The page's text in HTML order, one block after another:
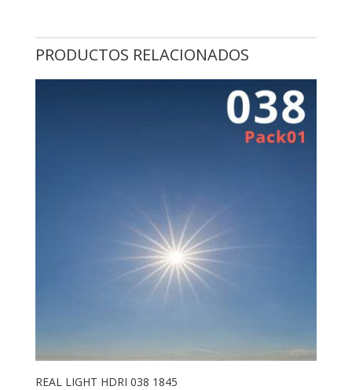
PRODUCTOS RELACIONADOS
REAL LIGHT HDRI 038 1845